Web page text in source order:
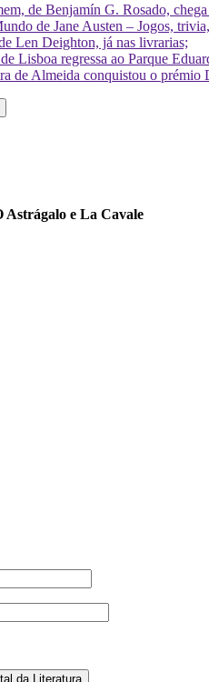
de Benjamín G. Rosado,
de Jane Austen – Jogos,
Len Deighton, já nas livrarias;
Lisboa regressa ao Parque
de Almeida conquistou o
Astrágalo e La Cavale